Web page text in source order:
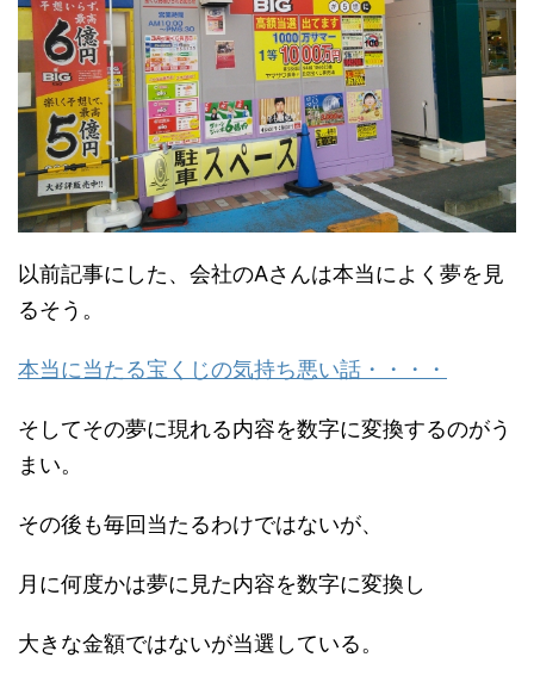
以前記事にした、会社のAさんは本当によく夢を見
るそう。
本当に当たる宝くじの気持ち悪い話・・・・
そしてその夢に現れる内容を数字に変換するのがう
まい。
その後も毎回当たるわけではないが、
月に何度かは夢に見た内容を数字に変換し
大きな金額ではないが当選している。